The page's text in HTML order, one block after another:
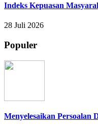
Indeks Kepuasan
28 Juli 2026
Populer
Menyelesaikan Persoalan